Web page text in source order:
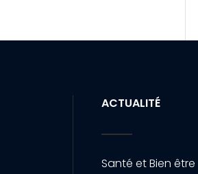
ACTUALITÉ
Santé et Bien être